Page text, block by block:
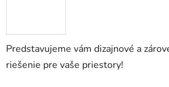
Predstavujeme vám dizajnové a
riešenie pre vaše priestory!